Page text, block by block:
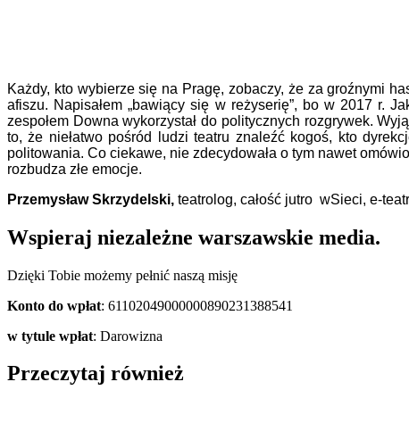
Każdy, kto wybierze się na Pragę, zobaczy, że za groźnymi
afiszu. Napisałem „bawiący się w reżyserię”, bo w 2017 r.
zespołem Downa wykorzystał do politycznych rozgrywek.
to, że niełatwo pośród ludzi teatru znaleźć kogoś, kto
politowania. Co ciekawe, nie zdecydowała o tym nawet
rozbudza złe emocje.
Przemysław Skrzydelski, teatrolog, całość jutro wSieci, e-teatr
Wspieraj niezależne warszawskie media.
Dzięki Tobie możemy pełnić naszą misję
Konto do wpłat: 61102049000000890231388541
w tytule wpłat: Darowizna
Przeczytaj również